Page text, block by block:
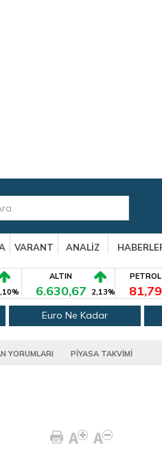
VARANT ANALİZ
ALTIN
6.630,67 2,13%
PETROL
81,79
Euro Ne Kadar
YORUMLARI PİYASA TAKVİMİ